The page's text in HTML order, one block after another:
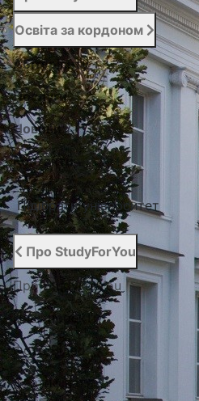
Освіта за кордоном
Абітурієнту
Послуги
Новини
Контакти
Підібрати університет
Про StudyForYou
Про StudyForYou
Наші проекти
Фото/Відео
Сертифікати